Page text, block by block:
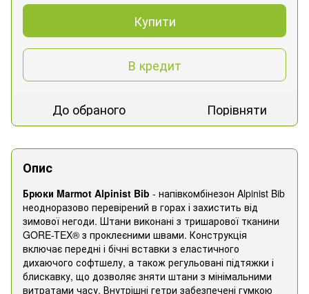
Купити
В кредит
До обраного Порівняти
Опис
Брюки Marmot Alpinist Bib - напівкомбінезон Alpinist Bib
неодноразово перевірений в горах і захистить від
зимової негоди. Штани виконані з тришарової тканини
GORE-TEX® з проклеєними швами. Конструкція
включає передні і бічні вставки з еластичного
дихаючого софтшелу, а також регульовані підтяжки і
блискавку, що дозволяє зняти штани з мінімальними
витратами часу. Внутрішні гетри забезпечені гумкою